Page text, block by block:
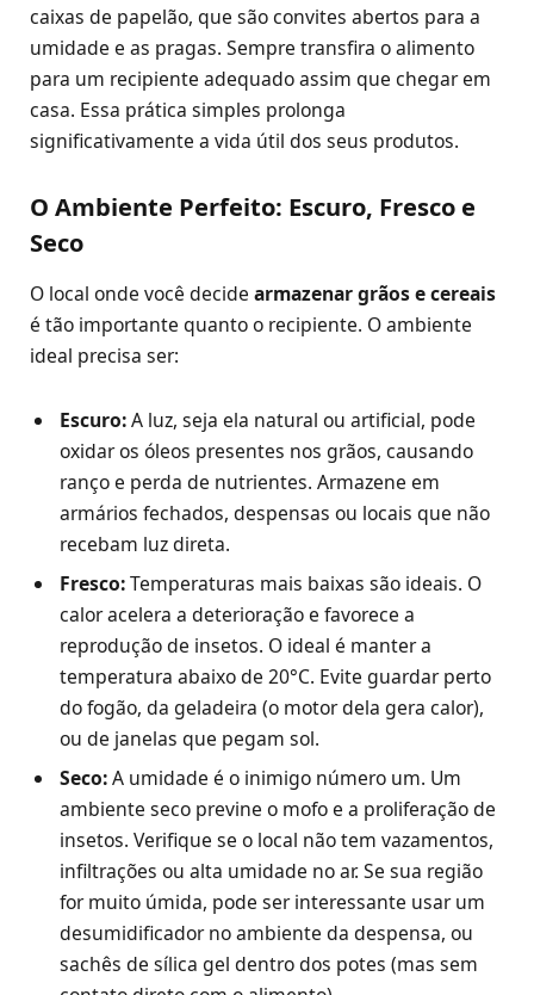
caixas de papelão, que são convites abertos para a
umidade e as pragas. Sempre transfira o alimento
para um recipiente adequado assim que chegar em
casa. Essa prática simples prolonga
significativamente a vida útil dos seus produtos.
O Ambiente Perfeito: Escuro, Fresco e
Seco
O local onde você decide armazenar grãos e cereais
é tão importante quanto o recipiente. O ambiente
ideal precisa ser:
Escuro:A luz, seja ela natural ou artificial, pode
oxidar os óleos presentes nos grãos, causando
ranço e perda de nutrientes. Armazene em
armários fechados, despensas ou locais que não
recebam luz direta.
Fresco:Temperaturas mais baixas são ideais. O
calor acelera a deterioração e favorece a
reprodução de insetos. O ideal é manter a
temperatura abaixo de 20°C. Evite guardar perto
do fogão, da geladeira (o motor dela gera calor),
ou de janelas que pegam sol.
Seco:A umidade é o inimigo número um. Um
ambiente seco previne o mofo e a proliferação de
insetos. Verifique se o local não tem vazamentos,
infiltrações ou alta umidade no ar. Se sua região
for muito úmida, pode ser interessante usar um
desumidificador no ambiente da despensa, ou
sachês de sílica gel dentro dos potes (mas sem